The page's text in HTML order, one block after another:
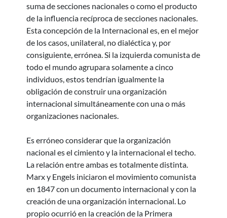
suma de secciones nacionales o como el producto
de la influencia recíproca de secciones nacionales.
Esta concepción de la Internacional es, en el mejor
de los casos, unilateral, no dialéctica y, por
consiguiente, errónea. Si la izquierda comunista de
todo el mundo agrupara solamente a cinco
individuos, estos tendrían igualmente la
obligación de construir una organización
internacional simultáneamente con una o más
organizaciones nacionales.
Es erróneo considerar que la organización
nacional es el cimiento y la internacional el techo.
La relación entre ambas es totalmente distinta.
Marx y Engels iniciaron el movimiento comunista
en 1847 con un documento internacional y con la
creación de una organización internacional. Lo
propio ocurrió en la creación de la Primera